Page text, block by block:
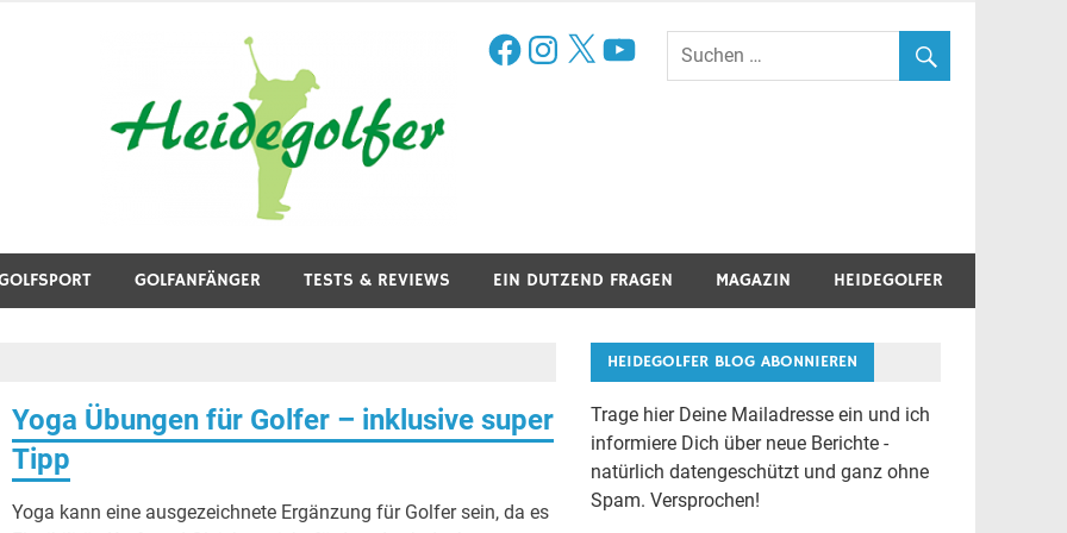
FacebookInstagram
X YouTube
GOLFANFÄNGER TESTS & REVIEWS EIN DUTZEND FRAGEN MAGAZIN HEIDEGOLFER
Yoga Übungen für Golfer – inklusive super
Tipp
Yoga kann eine ausgezeichnete Ergänzung für Golfer sein, da es
HEIDEGOLFER BLOG ABONNIEREN
Trage hier Deine Mailadresse ein und ich
informiere Dich über neue Berichte -
natürlich datengeschützt und ganz ohne
Spam. Versprochen!